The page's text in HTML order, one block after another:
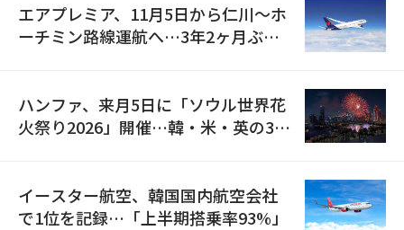
エアプレミア、11月5日から仁川〜ホ
ーチミン路線運航へ…3年2ヶ月ぶり
ハンファ、来月5日に「ソウル世界花
火祭り2026」開催…韓・米・英の3カ
イースター航空、韓国国内航空会社
で1位を記録…「上半期搭乗率93%」